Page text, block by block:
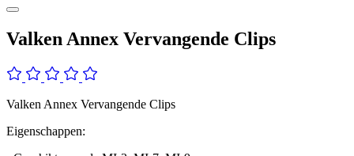
Valken Annex Vervangende Clips
Valken Annex Vervangende Clips
Eigenschappen: